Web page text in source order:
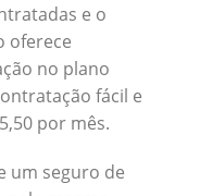
e o
oferece
no plano
fácil e
por mês.
um seguro de